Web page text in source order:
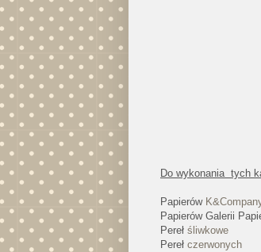
Do wykonania tych
Papierów
Papierów Galerii
Pereł śliwkowe
Pereł czerwonych